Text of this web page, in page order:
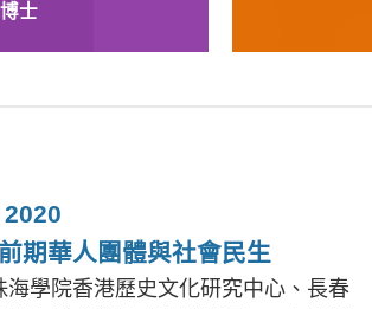
士
期華人團體與社會民生
學院香港歷史文化研究中心、長春